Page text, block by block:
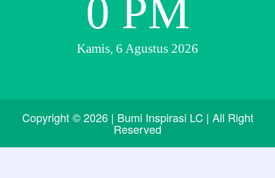
0 PM
Kamis, 6 Agustus 2026
Copyright ©2026 | Bumi Inspirasi LC | All Right
Reserved